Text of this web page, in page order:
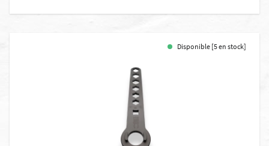
Disponible [5 en stock]